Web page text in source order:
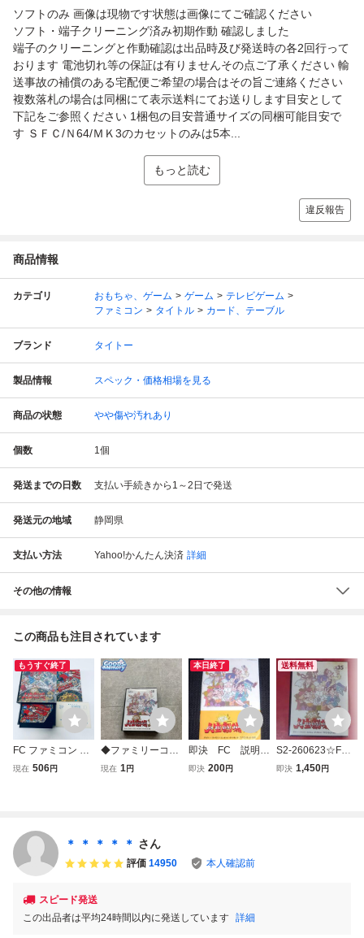
ソフトのみ 画像は現物です状態は画像にてご確認ください
ソフト・端子クリーニング済み初期作動 確認しました
端子のクリーニングと作動確認は出品時及び発送時の各2回行って
おります 電池切れ等の保証は有りませんその点ご了承ください 輸
送事故の補償のある宅配便ご希望の場合はその旨ご連絡ください
複数落札の場合は同梱にて表示送料にてお送りします目安として
下記をご参照ください 1梱包の目安普通サイズの同梱可能目安で
す ＳＦＣ/Ｎ64/ＭＫ3のカセットのみは5本...
もっと読む
違反報告
商品情報
カテゴリ おもちゃ、ゲーム ゲーム
テレビゲーム
ファミコン
タイトル カード、テーブル
ブランド タイトー
製品情報 スペック・価格相場を見る
商品の状態 やや傷や汚れあり
個数 1個
発送までの日数 支払い手続きから1～2日で発送
発送元の地域 静岡県
支払い方法 Yahoo!かんたん決済 詳細
その他の情報
この商品も注目されています
もうすぐ終了
FC ファミコン 爆
笑 人生劇場３ ソ
現在 506円
◆ファミリーコン
ピューター/ファミ
現在 1円
本日終了
即決 FC 説明書
のみ 爆笑人生劇
即決 200円
送料無料
S2-260623☆FC
爆笑人生劇場2 フ
即決 1,450円
＊ ＊ ＊ ＊ ＊ さん
評価 14950 本人確認前
スピード発送
この出品者は平均24時間以内に発送しています 詳細